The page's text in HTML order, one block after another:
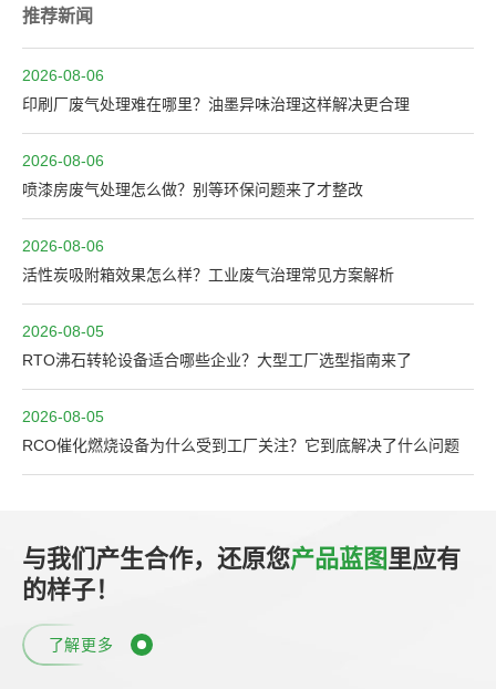
推荐新闻
2026-08-06
印刷厂废气处理难在哪里？油墨异味治理这样解决更合理
2026-08-06
喷漆房废气处理怎么做？别等环保问题来了才整改
2026-08-06
活性炭吸附箱效果怎么样？工业废气治理常见方案解析
2026-08-05
RTO沸石转轮设备适合哪些企业？大型工厂选型指南来了
2026-08-05
RCO催化燃烧设备为什么受到工厂关注？它到底解决了什么问题
与我们产生合作，还原您产品蓝图里应有
的样子！
了解更多